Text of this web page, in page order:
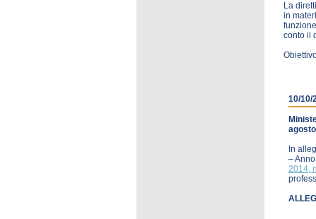
La
in
conto il
10/10/
In
–
2014,